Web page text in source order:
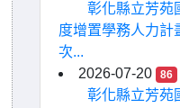
彰化縣立芳苑
度增置學務人力計
次...
2026-07-20
86
彰化縣立芳苑